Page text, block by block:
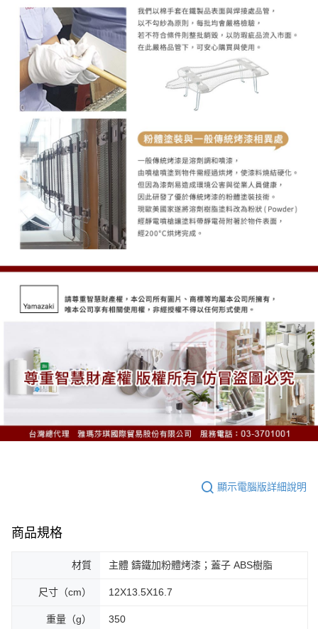
顯示電腦版詳細說明
商品規格
材質 主體 鑄鐵加粉體烤漆；蓋子 ABS樹脂
尺寸（cm） 12X13.5X16.7
重量（g） 350